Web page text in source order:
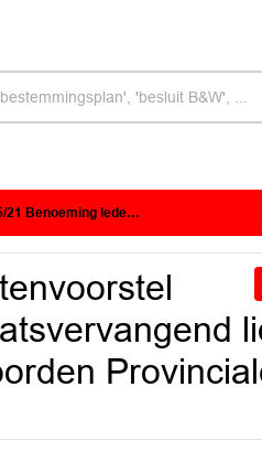
verantwoorden Provinciale Staten Noord-Brabant